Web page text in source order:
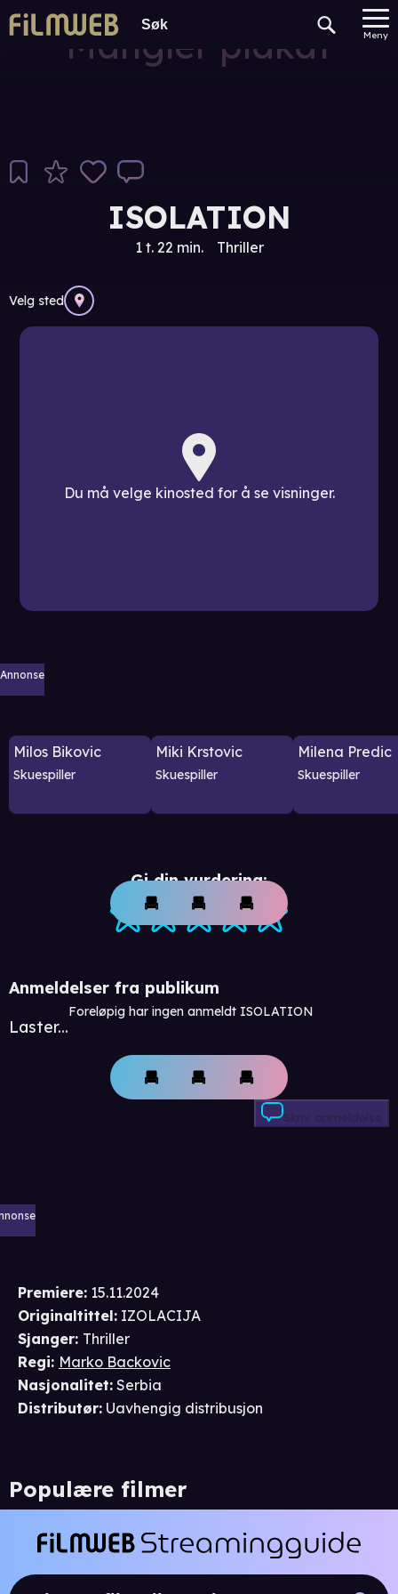
Meny
Mangler plakat
ISOLATION
1 t. 22 min. Thriller
Velg sted
Du må velge kinosted for å se visninger.
Annonse
Milos Bikovic
Skuespiller
Miki Krstovic
Skuespiller
Milena Predic
Skuespiller
Gi din vurdering:
Anmeldelser fra publikum
Laster...
Foreløpig har ingen anmeldt ISOLATION
Skriv anmeldelse
Premiere: 15.11.2024
Originaltittel: IZOLACIJA
Sjanger: Thriller
Regi: Marko Backovic
Nasjonalitet: Serbia
Distributør: Uavhengig distribusjon
Populære filmer